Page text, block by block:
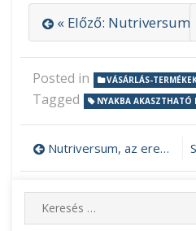
« Előző:
Posted in VÁSÁRLÁS-
Tagged NYAKBA AKASZTHATÓ
Bejegyzés
navigáció
Nutriversum, az eredményes sporttáplálkozáshoz
e